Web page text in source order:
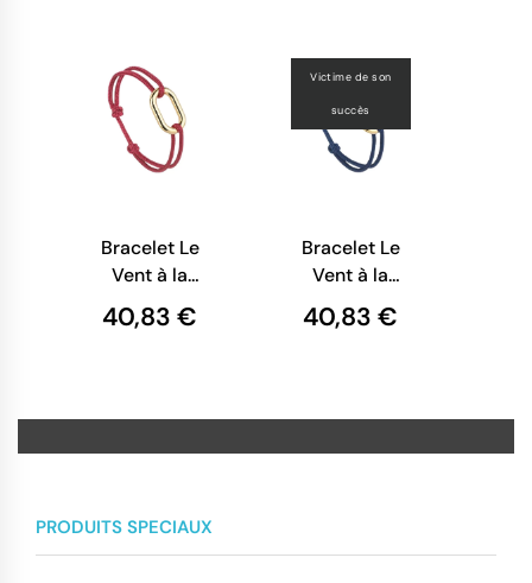
Bracelet Le
Vent à la
Française -
Mouffetard
40,83 €
Victime de son
succès
Bracelet Le
Vent à la
Française -
Odéon
40,83 €
PRODUITS SPECIAUX